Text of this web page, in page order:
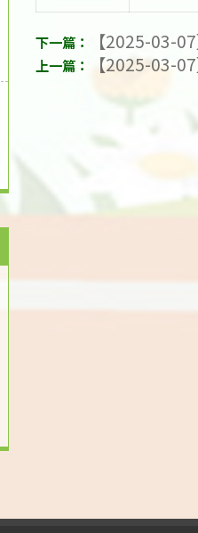
【2025-03-07
【2025-03-07